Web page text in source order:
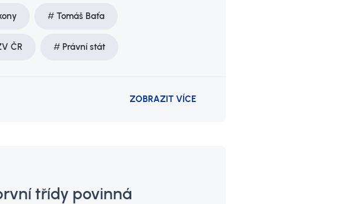
Tomáš Baťa
ČR Právní stát
ZOBRAZIT VÍCE
třídy povinná